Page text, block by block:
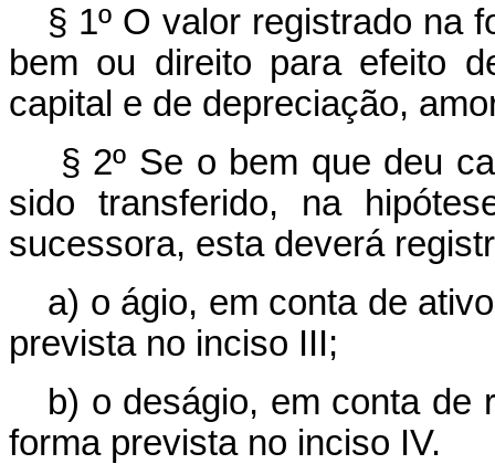
§ 1º O valor registrado na
bem ou direito para efeito
capital e de depreciação,
§ 2º Se o bem que deu
sido transferido, na
sucessora, esta deverá
a) o ágio, em conta de
prevista no inciso III;
b) o deságio, em conta de
forma prevista no inciso IV.